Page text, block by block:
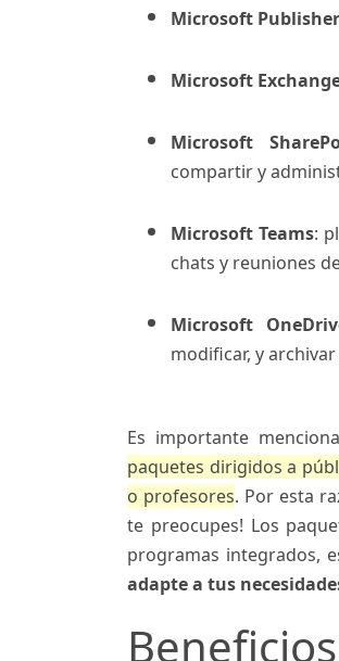
Microsoft Publisher
Microsoft
Microsoft
compartir y
Microsoft Teams:
chats y reuniones
Microsoft
modificar, y
Es importante
paquetes dirigidos a
o profesores. Por esta
te preocupes! Los
programas integrados,
adapte a tus